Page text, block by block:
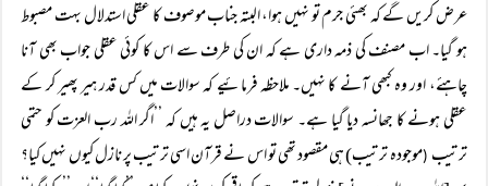
عرض کریں گے کہ بھئی جرم تو نہیں ہوا، البتہ جناب موصوف کا عقلی استدلال بہت مصبوط
ہو گیا۔ اب مصنف کی ذمہ داری ہے کہ ان کی طرف سے اس کا کوئی عقلی جواب بھی آنا
چاہئے، اور وہ کبھی آنے کا نہیں۔ ملاحظہ فرمائیے کہ سوالات میں کس قدر ہیر پھیر کر کے
عقلی ہونے کا جھانسہ دیا گیا ہے۔ سوالات دراصل یہ ہیں کہ ’’اگر اللہ رب العزت کو حتمی
ترتیب (موجودہ ترتیب) ہی مقصود تھی تو اس نے قرآن اسی ترتیب پر نازل کیوں نہیں کیا؟